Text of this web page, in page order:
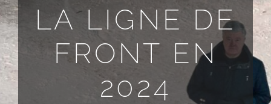
LA LIGNE DE
FRONT EN
2024